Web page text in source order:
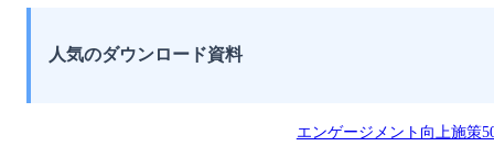
人気のダウンロード資料
エンゲージメント向上施策